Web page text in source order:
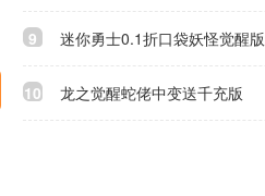
9 迷你勇士0.1折口袋妖怪觉醒版
10 龙之觉醒蛇佬中变送千充版